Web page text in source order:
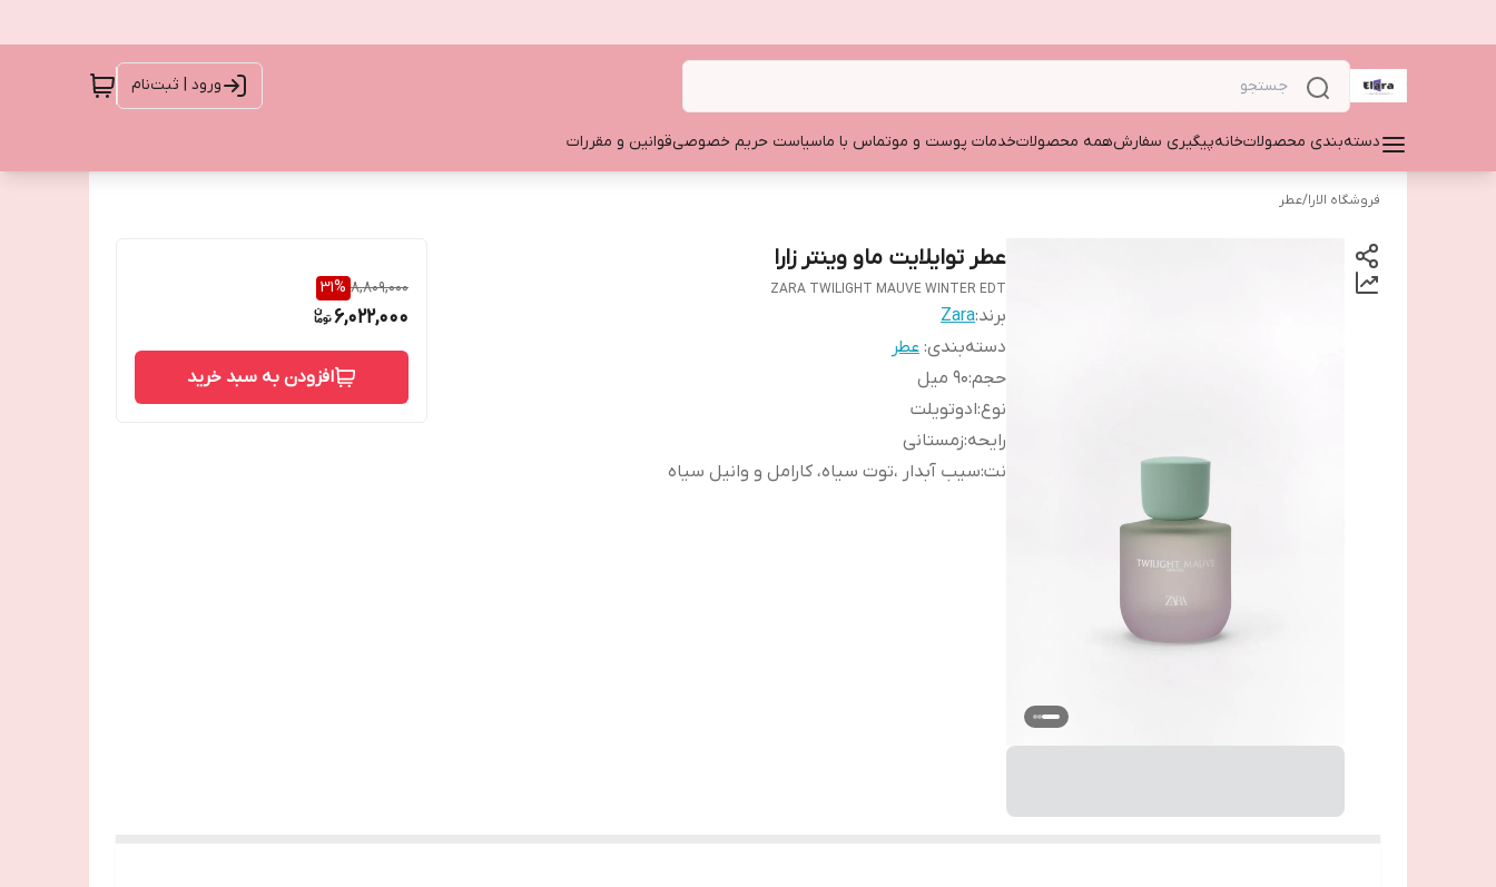
ورود | ثبت‌نام
دسته‌بندی محصولاتخانهپیگیری سفارشهمه محصولاتخدمات پوست و موتماس با ماسیاست حریم خصوصیقوانین و مقررات
فروشگاه الارا/عطر
عطر توایلایت ماو وینتر زارا
ZARA TWILIGHT MAUVE WINTER EDT
برند:Zara
دسته‌بندی: عطر
حجم:90 میل
نوع:ادوتویلت
رایحه:زمستانی
نت:سیب آبدار ،توت سیاه، کارامل و وانیل سیاه
8,809,000
31%
6,022,000
افزودن به سبد خرید